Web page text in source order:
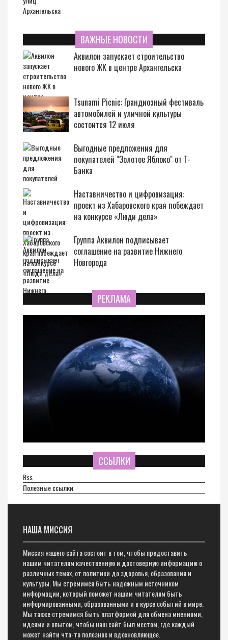
ВАЖНЫЕ НОВОСТИ
Аквилон запускает строительство
нового ЖК в центре Архангельска
Tsunami Picnic: Грандиозный фестиваль
автомобилей и уличной культуры
состоится 12 июля
Выгодные предложения для
покупателей "Золотое Яблоко" от Т-
Банка
Наставничество и цифровизация:
проект из Хабаровского края побеждает
на конкурсе «Люди дела»
Группа Аквилон подписывает
соглашение на развитие Нижнего
Новгорода
РЕКЛАМА
ССЫЛКИ
Rss
Полезные ссылки
НАША МИССИЯ
Миссия нашего сайта состоит в том, чтобы предоставить
нашим читателям качественную и достоверную информацию о
различных темах, от политики до здоровья, образования и
культуры. Мы стремимся быть надежным источником
информации, который поможет нашим читателям быть
информированными, образованными и в курсе событий в мире.
Мы также стремимся быть платформой для обмена мнениями,
идеями и опытом, чтобы наш сайт был местом, где каждый
может найти что-то полезное и вдохновляющее.